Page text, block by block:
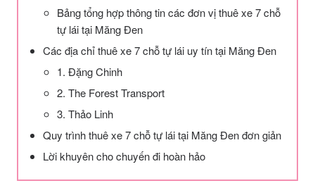
Bảng tổng hợp thông tin các đơn vị thuê xe 7 chỗ
tự lái tại Măng Đen
Các địa chỉ thuê xe 7 chỗ tự lái uy tín tại Măng Đen
1. Đặng Chinh
2. The Forest Transport
3. Thảo Linh
Quy trình thuê xe 7 chỗ tự lái tại Măng Đen đơn giản
Lời khuyên cho chuyến đi hoàn hảo